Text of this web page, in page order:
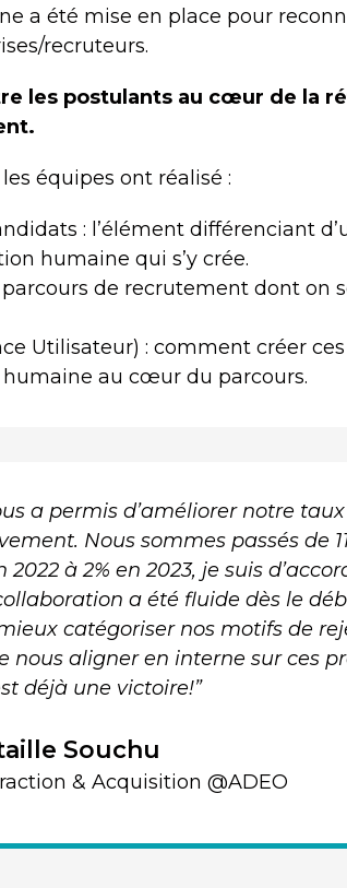
a été mise en place pour
recruteurs.
les postulants au cœur de la
équipes ont réalisé :
: l’élément différenciant
humaine qui s’y crée.
de recrutement dont on
Utilisateur) : comment créer
au cœur du parcours.
a permis d’améliorer notre
Nous sommes passés de
à 2% en 2023, je suis
a été fluide dès le
catégoriser nos motifs de
nous aligner en interne sur ces
déjà une victoire!”
Souchu
& Acquisition @ADEO